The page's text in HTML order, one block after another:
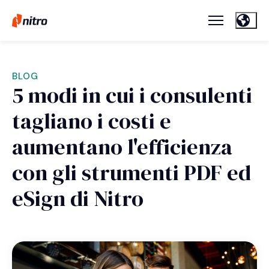
BLOG
5 modi in cui i consulenti
tagliano i costi e
aumentano l'efficienza
con gli strumenti PDF ed
eSign di Nitro